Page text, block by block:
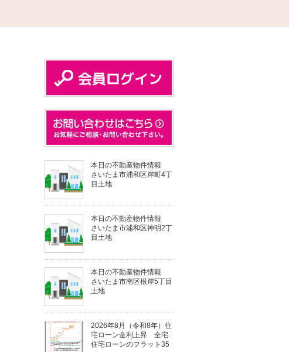
本日の不動産物件情報
さいたま市浦和区岸町4丁
目土地
本日の不動産物件情報
さいたま市浦和区神明2丁
目土地
本日の不動産物件情報
さいたま市南区根岸5丁目
土地
2026年8月（令和8年）住
宅ローン金利上昇 全宅
住宅ローンのフラット35